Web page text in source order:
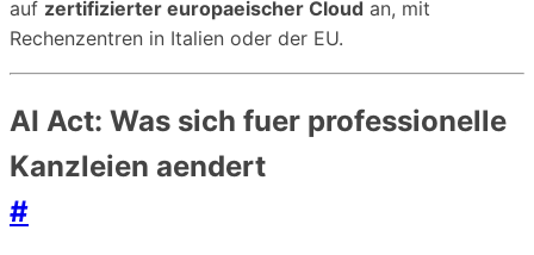
auf zertifizierter europaeischer Cloud an, mit
Rechenzentren in Italien oder der EU.
AI Act: Was sich fuer professionelle
Kanzleien aendert
#